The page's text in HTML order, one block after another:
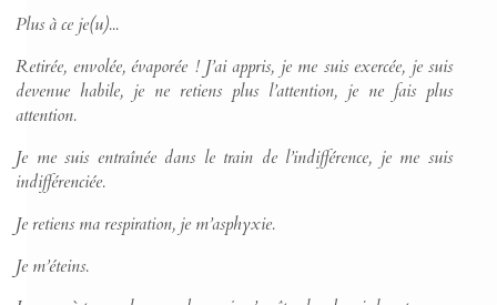
Plus à ce je(u)...
Retirée, envolée, évaporée ! J’ai appris, je me suis exercée, je suis
devenue habile, je ne retiens plus l’attention, je ne fais plus
attention.
Je me suis entraînée dans le train de l’indifférence, je me suis
indifférenciée.
Je retiens ma respiration, je m’asphyxie.
Je m’éteins.